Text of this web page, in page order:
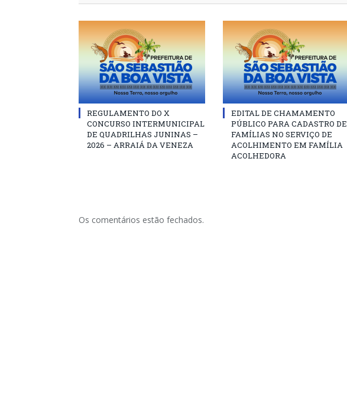
REGULAMENTO DO X
CONCURSO INTERMUNICIPAL
DE QUADRILHAS JUNINAS –
2026 – ARRAIÁ DA VENEZA
EDITAL DE CHAMAMENTO
PÚBLICO PARA CADASTRO DE
FAMÍLIAS NO SERVIÇO DE
ACOLHIMENTO EM FAMÍLIA
ACOLHEDORA
Os comentários estão fechados.